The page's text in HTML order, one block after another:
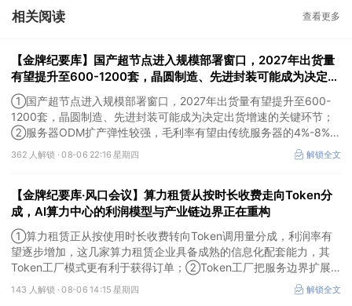
相关阅读 查看更多
【金牌纪要库】国产超节点进入规模部署窗口，2027年出货量
有望提升至600-1200套，晶圆制造、先进封装可能成为决定出
货增速的关键环节
①国产超节点进入规模部署窗口，2027年出货量有望提升至600-
1200套，晶圆制造、先进封装可能成为决定出货增速的关键环节；
②服务器ODM扩产弹性较强，毛利率有望由传统服务器的4%-8%提
升至10%-15%，这两家公司占据整机市场的核心份额；③国产交换
芯片已经由送样验证逐步进入小批量应用，中低速率产品替代有望加
362 人解锁 ·08-06 22:16 星期四 解锁全文
【金牌纪要库·风口会议】算力租赁从按时长收费走向Token分
成，AI算力中心的利润模型与产业链边界正在重构
①算力租赁正从按使用时长收费转向Token调用量分成，利润率有
望逐步增加，这几家算力租赁企业具备成熟的信息化配套能力，其
Token工厂模式更有利于获得订单；②Token工厂把服务边界扩展
至调度、模型适配、计费和安全，这类具备网络安全配套和底层模型
适配业务的企业也会受益Token工厂建设；③高端训练卡仍受供给
143 人解锁 ·08-06 14:15 星期四 解锁全文